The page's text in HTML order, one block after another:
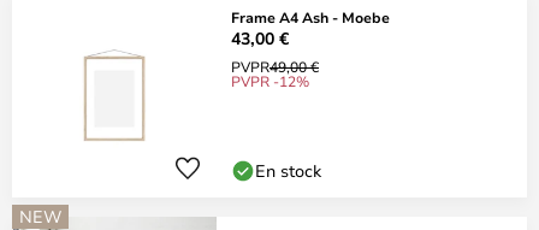
Frame A4 Ash - Moebe
43,00 €
PVPR49,00 €
PVPR -12%
En stock
NEW